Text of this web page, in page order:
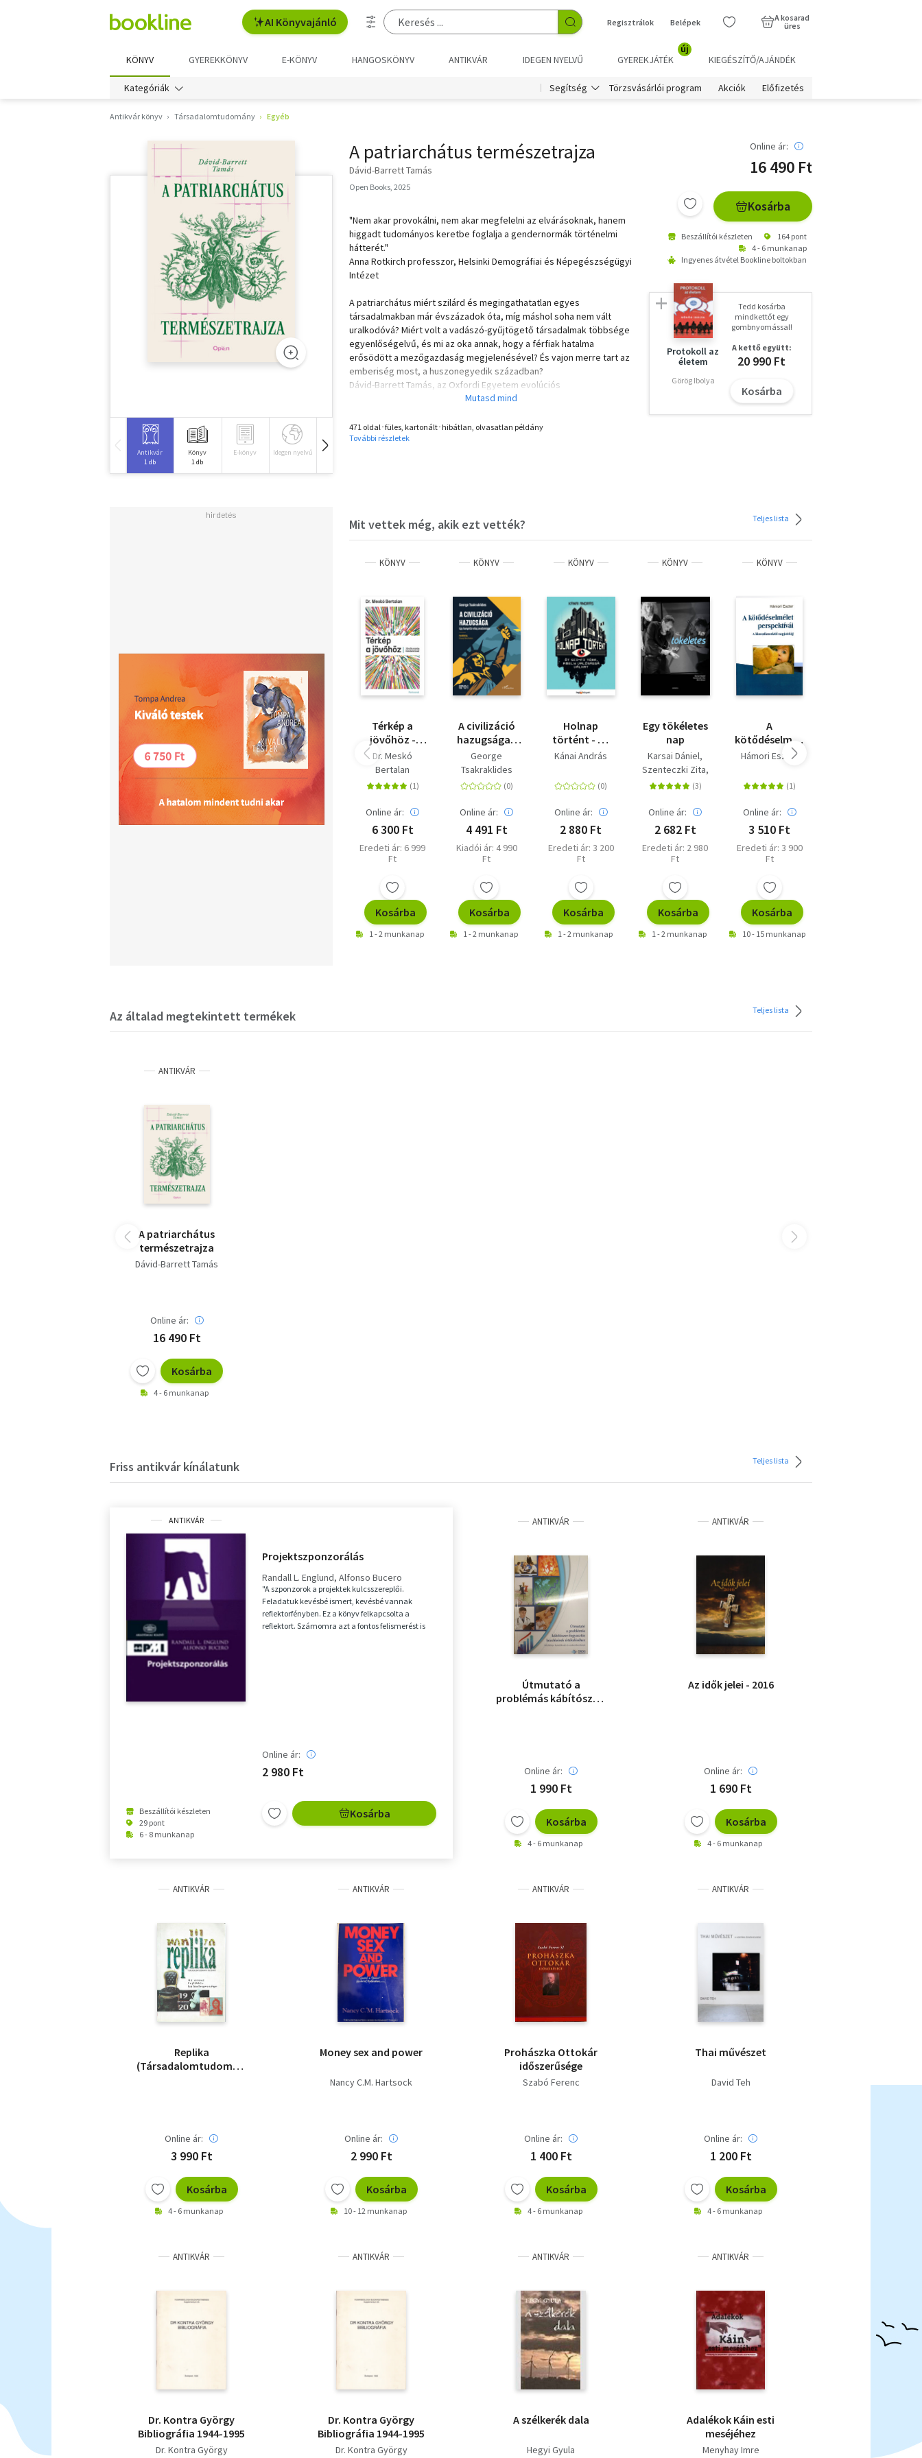
AI Könyvajánló Regisztrálok Belépek
A kosarad
üres
KÖNYV GYEREKKÖNYV E-KÖNYV HANGOSKÖNYV ANTIKVÁR IDEGEN NYELVŰ GYEREKJÁTÉK
új
KIEGÉSZÍTŐ/AJÁNDÉK
Kategóriák Segítség Törzsvásárlói program Akciók Előfizetés
Antikvár könyv Társadalomtudomány Egyéb
Antikvár
1 db
Könyv
1 db
E-könyv Idegen nyelvű Hangoskönyv
A patriarchátus természetrajza
Dávid-Barrett Tamás
Open Books, 2025
"Nem akar provokálni, nem akar megfelelni az elvárásoknak, hanem
higgadt tudományos keretbe foglalja a gendernormák történelmi
hátterét."
Anna Rotkirch professzor, Helsinki Demográfiai és Népegészségügyi
Intézet
A patriarchátus miért szilárd és megingathatatlan egyes
társadalmakban már évszázadok óta, míg máshol soha nem vált
uralkodóvá? Miért volt a vadászó-gyűjtögető társadalmak többsége
egyenlőségelvű, és mi az oka annak, hogy a férfiak hatalma
erősödött a mezőgazdaság megjelenésével? És vajon merre tart az
emberiség most, a huszonegyedik században?
Dávid-Barrett Tamás, az Oxfordi Egyetem evolúciós
viselkedéskutatója öt kontinens negyven országában végzett
szükségszerű, hanem egy történelmi "közjáték", amelynek a
végéhez közeledünk. Ahogy a fizikai erő és az erőforrások
eredményeit, hogy tudományos alapossággal, politikai elfogultság
471 oldal･füles, kartonált･hibátlan, olvasatlan példány
További részletek
Online ár:
16 490 Ft
Kosárba
Beszállítói készleten
164 pont
4 - 6 munkanap
Ingyenes átvétel Bookline boltokban
Protokoll az
életem
Görög Ibolya
Tedd kosárba
mindkettőt egy
gombnyomással!
A kettő együtt:
20 990 Ft
Kosárba
Mit vettek még, akik ezt vették? Teljes lista
KÖNYV
Térkép a
jövőhöz -
Jövőkutatás
mindenkinek
Dr. Meskó
Bertalan
Online ár:
6 300 Ft
Eredeti ár: 6 999
Ft
Kosárba
1 - 2 munkanap
KÖNYV
A civilizáció
hazugsága -
Egy hanyatló
világ
anatómiája
George
Tsakraklides
Online ár:
4 491 Ft
Kiadói ár: 4 990
Ft
Kosárba
1 - 2 munkanap
KÖNYV
Holnap
történt - Öt
sci-fi téma,
valósággá
válhat
Kánai András
Online ár:
2 880 Ft
Eredeti ár: 3 200
Ft
Kosárba
1 - 2 munkanap
KÖNYV
Egy tökéletes
nap
Karsai Dániel
Szenteczki Zita
Bíró Bence
Online ár:
2 682 Ft
Eredeti ár: 2 980
Ft
Kosárba
1 - 2 munkanap
KÖNYV
A
kötődéselmélet
perspektívái -
klasszikusoktól
napjainkig
Hámori Eszter
Online ár:
3 510 Ft
Eredeti ár: 3 900
Ft
Kosárba
10 - 15 munkanap
Az általad megtekintett termékek Teljes lista
ANTIKVÁR
A patriarchátus
természetrajza
Dávid-Barrett Tamás
Online ár:
16 490 Ft
Kosárba
4 - 6 munkanap
Friss antikvár kínálatunk Teljes lista
ANTIKVÁR
Beszállítói készleten
29 pont
6 - 8 munkanap
Projektszponzorálás
Randall L. Englund Alfonso Bucero
"A szponzorok a projektek kulcsszereplői.
Feladatuk kevésbé ismert, kevésbé vannak
reflektorfényben. Ez a könyv felkapcsolta a
reflektort. Számomra azt a fontos felismerést is
Online ár:
2 980 Ft
Kosárba
ANTIKVÁR
Útmutató a
problémás kábítószer-
és szakembereknek
Online ár:
1 990 Ft
Kosárba
4 - 6 munkanap
ANTIKVÁR
Az idők jelei - 2016
Online ár:
1 690 Ft
Kosárba
4 - 6 munkanap
ANTIKVÁR
Replika
(Társadalomtudományi
Online ár:
3 990 Ft
Kosárba
4 - 6 munkanap
ANTIKVÁR
Money sex and power
Nancy C.M. Hartsock
Online ár:
2 990 Ft
Kosárba
10 - 12 munkanap
ANTIKVÁR
Prohászka Ottokár
időszerűsége
Szabó Ferenc
Online ár:
1 400 Ft
Kosárba
4 - 6 munkanap
ANTIKVÁR
Thai művészet
David Teh
Online ár:
1 200 Ft
Kosárba
4 - 6 munkanap
ANTIKVÁR
Dr. Kontra György
Bibliográfia 1944-1995
Dr. Kontra György
ANTIKVÁR
Dr. Kontra György
Bibliográfia 1944-1995
Dr. Kontra György
ANTIKVÁR
A szélkerék dala
Hegyi Gyula
ANTIKVÁR
Adalékok Káin esti
meséjéhez
Menyhay Imre